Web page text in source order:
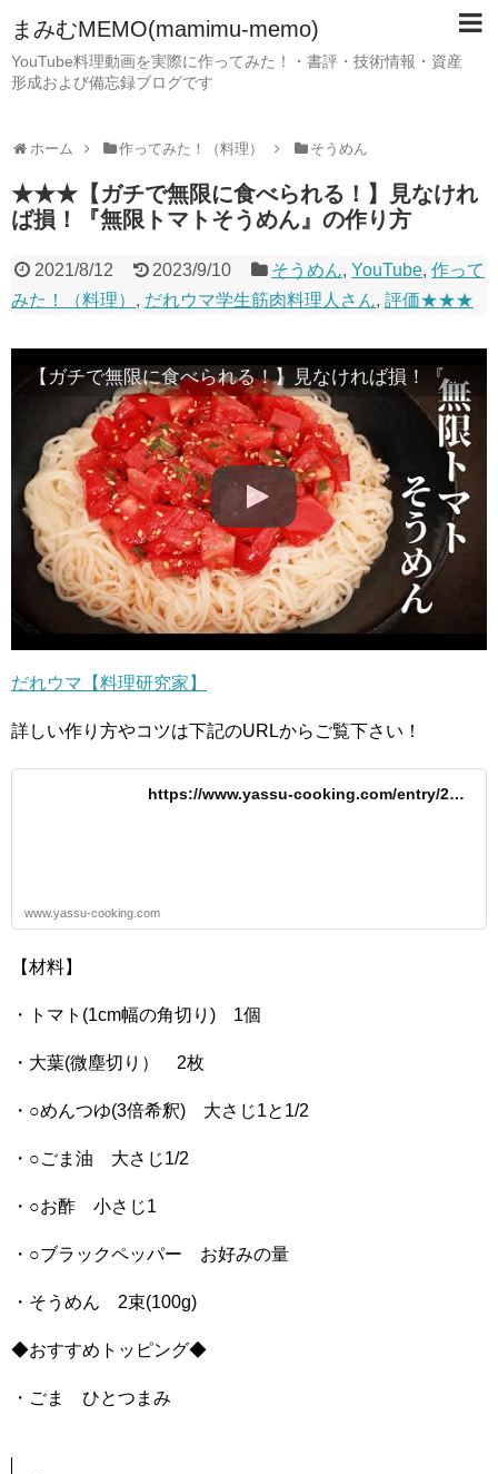
まみむMEMO(mamimu-memo)
YouTube料理動画を実際に作ってみた！・書評・技術情報・資産
形成および備忘録ブログです
ホーム 作ってみた！（料理） そうめん
★★★【ガチで無限に食べられる！】見なけれ
ば損！『無限トマトそうめん』の作り方
2021/8/12 2023/9/10 そうめん,YouTube,作って
みた！（料理） , だれウマ学生筋肉料理人さん, 評価★★★
【ガチで無限に食べられる！】見なければ損！『無限トマトそうめん』の作り方
だれウマ【料理研究家】
詳しい作り方やコツは下記のURLからご覧下さい！
https://www.yassu-cooking.com/entry/2…
www.yassu-cooking.com
【材料】
・トマト(1cm幅の角切り) 1個
・大葉(微塵切り） 2枚
・○めんつゆ(3倍希釈) 大さじ1と1/2
・○ごま油 大さじ1/2
・○お酢 小さじ1
・○ブラックペッパー お好みの量
・そうめん 2束(100g)
◆おすすめトッピング◆
・ごま ひとつまみ